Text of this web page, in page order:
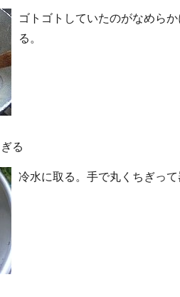
ゴトゴトしていたのがなめら
る。
る
冷水に取る。手で丸くちぎって